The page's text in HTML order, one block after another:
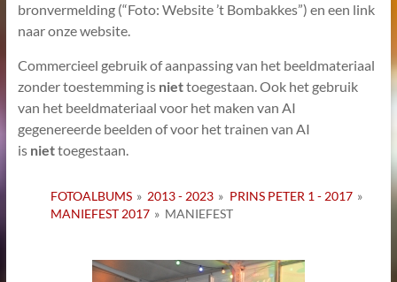
bronvermelding (“Foto: Website ’t Bombakkes”) en een link
naar onze website.
Commercieel gebruik of aanpassing van het beeldmateriaal
zonder toestemming is niettoegestaan. Ook het gebruik
van het beeldmateriaal voor het maken van AI
gegenereerde beelden of voor het trainen van AI
is niettoegestaan.
FOTOALBUMS » 2013 - 2023 » PRINS PETER 1 - 2017 »
MANIEFEST 2017 » MANIEFEST